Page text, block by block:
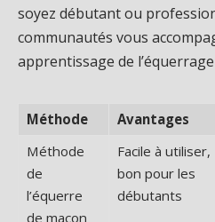
soyez débutant ou
communautés vous
apprentissage de
Méthode Avantages
Méthode
de
l’équerre
de maçon
Facile à utiliser,
bon pour les
débutants